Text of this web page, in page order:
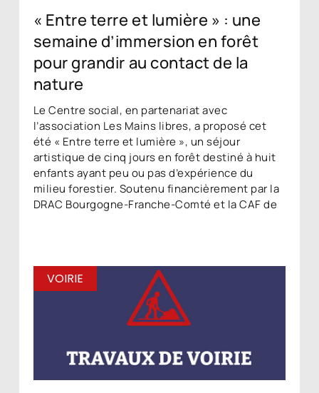
« Entre terre et lumière » : une
semaine d’immersion en forêt
pour grandir au contact de la
nature
Le Centre social, en partenariat avec
l’association Les Mains libres, a proposé cet
été « Entre terre et lumière », un séjour
artistique de cinq jours en forêt destiné à huit
enfants ayant peu ou pas d’expérience du
milieu forestier. Soutenu financièrement par la
DRAC Bourgogne-Franche-Comté et la CAF de
VOIRIE